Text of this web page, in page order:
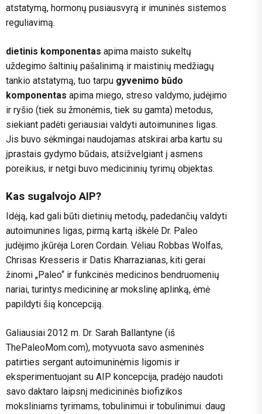
atstatymą, hormonų pusiausvyrą ir imuninės sistemos
reguliavimą.
dietinis komponentas apima maisto sukeltų
uždegimo šaltinių pašalinimą ir maistinių medžiagų
tankio atstatymą, tuo tarpu gyvenimo būdo
komponentas apima miego, streso valdymo, judėjimo
ir ryšio (tiek su žmonėmis, tiek su gamta) metodus,
siekiant padėti geriausiai valdyti autoimunines ligas.
Jis buvo sėkmingai naudojamas atskirai arba kartu su
įprastais gydymo būdais, atsižvelgiant į asmens
poreikius, ir netgi buvo medicininių tyrimų objektas.
Kas sugalvojo AIP?
Idėją, kad gali būti dietinių metodų, padedančių valdyti
autoimunines ligas, pirmą kartą iškėlė Dr. Paleo
judėjimo įkūrėja Loren Cordain. Vėliau Robbas Wolfas,
Chrisas Kresseris ir Datis Kharrazianas, kiti gerai
žinomi „Paleo“ ir funkcinės medicinos bendruomenių
nariai, turintys medicininę ar mokslinę aplinką, ėmė
papildyti šią koncepciją.
Galiausiai 2012 m. Dr. Sarah Ballantyne (iš
ThePaleoMom.com), motyvuota savo asmeninės
patirties sergant autoimuninėmis ligomis ir
eksperimentuojant su AIP koncepcija, pradėjo naudoti
savo daktaro laipsnį medicininės biofizikos
moksliniams tyrimams, tobulinimui ir tobulinimui. daug